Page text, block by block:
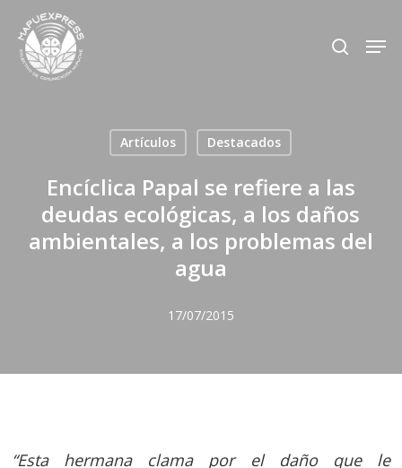
main
search
Artículos Destacados
Encíclica Papal se refiere a las
deudas ecológicas, a los daños
ambientales, a los problemas del
agua
17/07/2015
“Esta hermana clama por el daño que le
Close